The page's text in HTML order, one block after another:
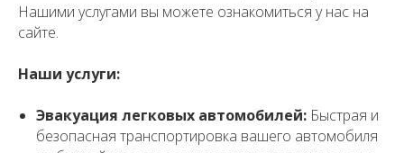
Нашими услугами вы можете ознакомиться у нас на
сайте.
Наши услуги:
Эвакуация легковых автомобилей: Быстрая и
безопасная транспортировка вашего автомобиля